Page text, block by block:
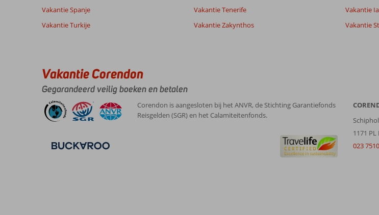
8,0
Met partner
,
15 juni 2026
Over
Shuttlebus
rijdt
4x
per
dag.
Taxi
zeer
Algemene indruk
Eten 6
Kamers
Kindvriendelijk -
Wifi kwaliteit
Vakantie Spanje
Vakantie Turkije
Vakantie Tenerife
Vakantie Zakynthos
Vakantie
Vakantie
Vakantie Corendon
Gegarandeerd veilig boeken en betalen
Corendon is aangesloten bij het ANVR, de Stichting Garantiefonds
Reisgelden (SGR) en het Calamiteitenfonds.
1171
023